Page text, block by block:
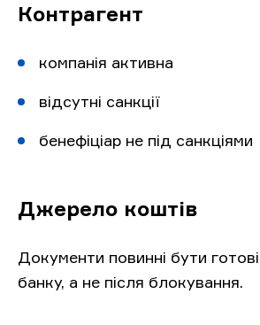
Контрагент
компанія активна
відсутні санкції
бенефіціар не під санкціями
Джерело коштів
Документи повинні бути
банку, а не після блокування.